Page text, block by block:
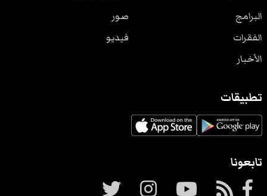
البرامج
الفقرات
الأخبار
صور
فيديو
تطبيقات
تابعونا